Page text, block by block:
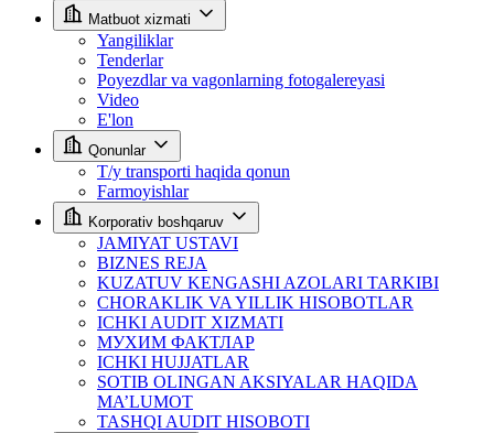
Matbuot xizmati
Yangiliklar
Tenderlar
Poyezdlar va vagonlarning fotogalereyasi
Video
E'lon
Qonunlar
T/y transporti haqida qonun
Farmoyishlar
Korporativ boshqaruv
JAMIYAT USTAVI
BIZNES REJA
KUZATUV KENGASHI AZOLARI TARKIBI
CHORAKLIK VA YILLIK HISOBOTLAR
ICHKI AUDIT XIZMATI
МУХИМ ФАКТЛАР
ICHKI HUJJATLAR
SOTIB OLINGAN AKSIYALAR HAQIDA
MA’LUMOT
TASHQI AUDIT HISOBOTI